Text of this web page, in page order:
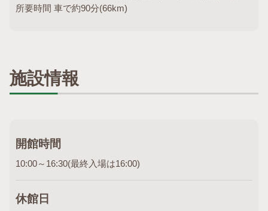
所要時間 車で約90分(66km)
施設情報
開館時間
10:00～16:30(最終入場は16:00)
休館日